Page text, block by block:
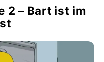
2 – Bart ist im